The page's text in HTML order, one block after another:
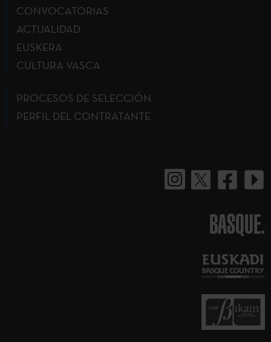
CONVOCATORIAS
ACTUALIDAD
EUSKERA
CULTURA VASCA
PROCESOS DE SELECCIÓN
PERFIL DEL CONTRATANTE
BASQUE.